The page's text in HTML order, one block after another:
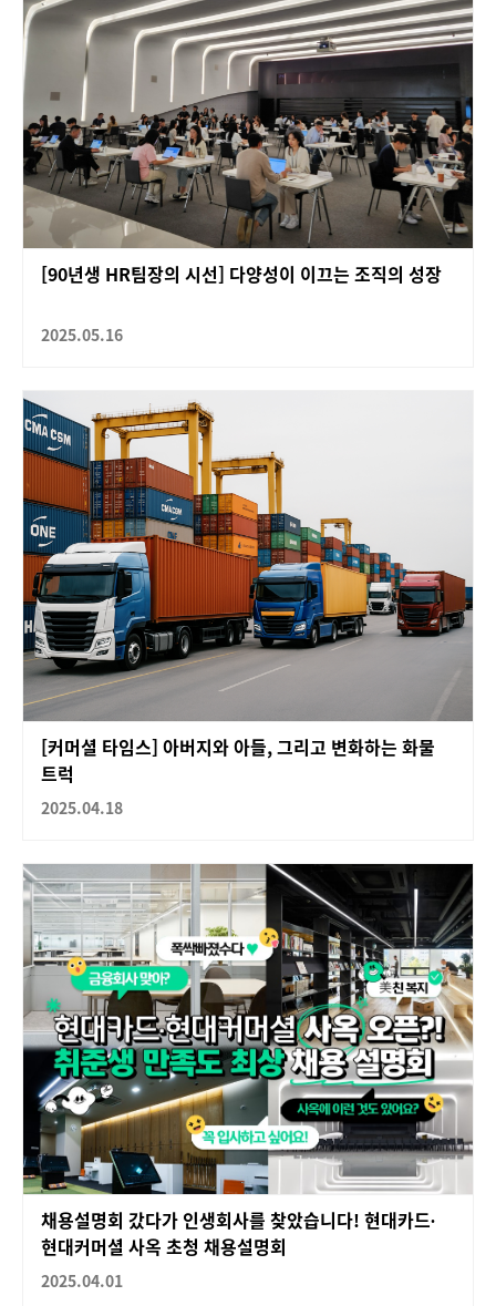
[90년생 HR팀장의 시선] 다양성이 이끄는 조직의 성장
2025.05.16
[커머셜 타임스] 아버지와 아들, 그리고 변화하는 화물
트럭
2025.04.18
채용설명회 갔다가 인생회사를 찾았습니다! 현대카드∙
현대커머셜 사옥 초청 채용설명회
2025.04.01